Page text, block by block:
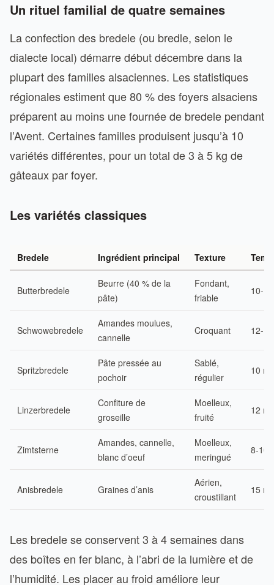
Un rituel familial de quatre semaines
La confection des bredele (ou bredle, selon le
dialecte local) démarre début décembre dans la
plupart des familles alsaciennes. Les statistiques
régionales estiment que 80 % des foyers alsaciens
préparent au moins une fournée de bredele pendant
l’Avent. Certaines familles produisent jusqu’à 10
variétés différentes, pour un total de 3 à 5 kg de
gâteaux par foyer.
Les variétés classiques
Bredele Ingrédient principal Texture
Butterbredele
Beurre (40 % de la
pâte)
Fondant,
friable
10-
Schwowebredele
Amandes moulues,
cannelle
Croquant 12-
Spritzbredele
Pâte pressée au
pochoir
Sablé,
régulier
10
Linzerbredele
Confiture de
groseille
Moelleux,
fruité
12
Zimtsterne
Amandes, cannelle,
blanc d’oeuf
Moelleux,
meringué
8-10
Anisbredele Graines d’anis
Aérien,
croustillant
15
Les bredele se conservent 3 à 4 semaines dans
des boîtes en fer blanc, à l’abri de la lumière et de
l’humidité. Les placer au froid améliore leur